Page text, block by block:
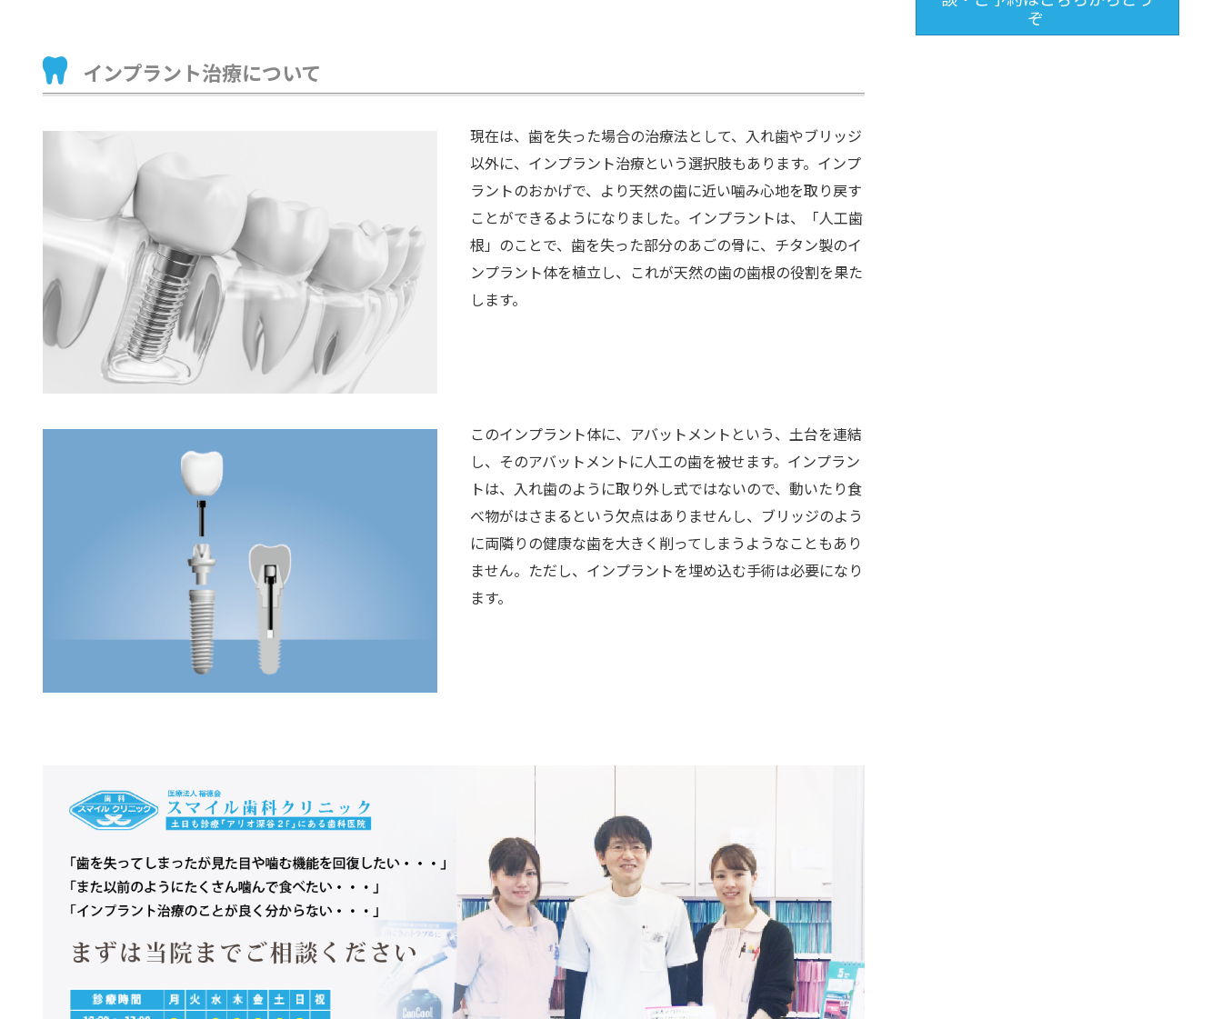
インプラント治療について
現在は、歯を失った場合の治療法として、入れ歯やブリッジ
以外に、インプラント治療という選択肢もあります。インプ
ラントのおかげで、より天然の歯に近い噛み心地を取り戻す
ことができるようになりました。インプラントは、「人工歯
根」のことで、歯を失った部分のあごの骨に、チタン製のイ
ンプラント体を植立し、これが天然の歯の歯根の役割を果た
します。
このインプラント体に、アバットメントという、土台を連結
し、そのアバットメントに人工の歯を被せます。インプラン
トは、入れ歯のように取り外し式ではないので、動いたり食
べ物がはさまるという欠点はありませんし、ブリッジのよう
に両隣りの健康な歯を大きく削ってしまうようなこともあり
ません。ただし、インプラントを埋め込む手術は必要になり
ます。
ぞ